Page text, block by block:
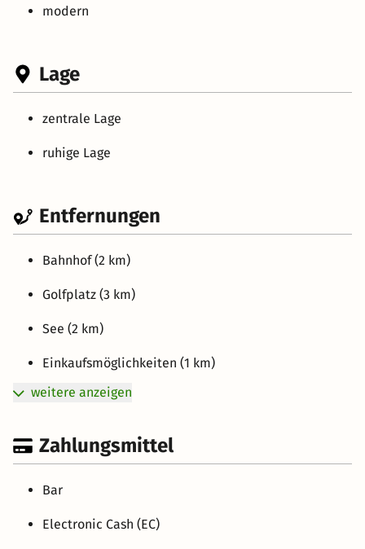
modern
Lage
zentrale Lage
ruhige Lage
Entfernungen
Bahnhof (2 km)
Golfplatz (3 km)
See (2 km)
Einkaufsmöglichkeiten (1 km)
weitere anzeigen
Zahlungsmittel
Bar
Electronic Cash (EC)